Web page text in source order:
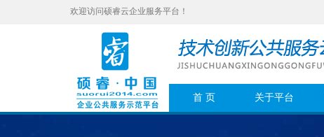
欢迎访问硕睿云企业服务平台！
首 页 关于平台